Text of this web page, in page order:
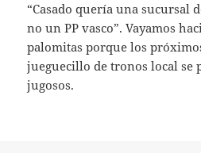
“Casado quería una sucursal
no un PP vasco”. Vayamos
palomitas porque los
jueguecillo de tronos local se
jugosos.